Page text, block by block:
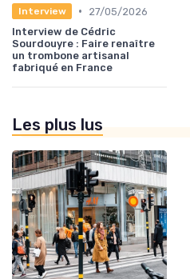
Interview •
27/05/2026
Interview de Cédric
Sourdouyre : Faire renaître
un trombone artisanal
fabriqué en France
Les plus lus